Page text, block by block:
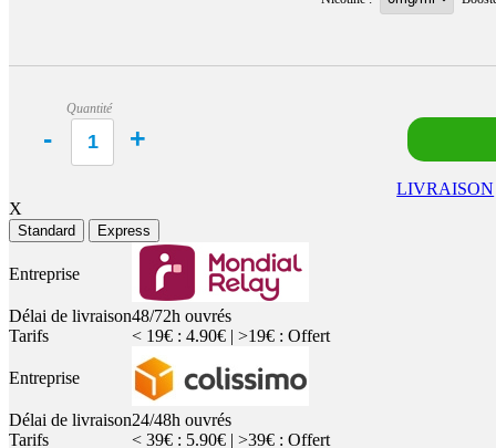
Quantité
LIVRAISON
X
Standard Express
Entreprise
Délai de livraison48/72h ouvrés
Tarifs
< 19€ : 4.90€ | >19€ : Offert
Entreprise
Délai de livraison24/48h ouvrés
Tarifs
< 39€ : 5.90€ | >39€ : Offert